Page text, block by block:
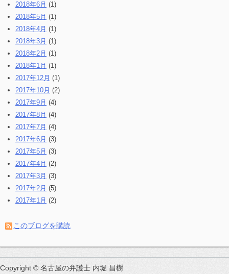
2018年6月 (1)
2018年5月 (1)
2018年4月 (1)
2018年3月 (1)
2018年2月 (1)
2018年1月 (1)
2017年12月 (1)
2017年10月 (2)
2017年9月 (4)
2017年8月 (4)
2017年7月 (4)
2017年6月 (3)
2017年5月 (3)
2017年4月 (2)
2017年3月 (3)
2017年2月 (5)
2017年1月 (2)
このブログを購読
Copyright © 名古屋の弁護士 内堀 昌樹